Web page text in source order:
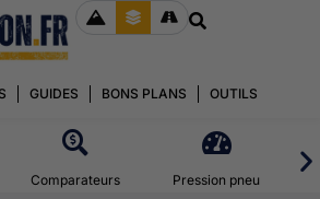
GUIDES BONS PLANS OUTILS
Comparateurs Pression pneu